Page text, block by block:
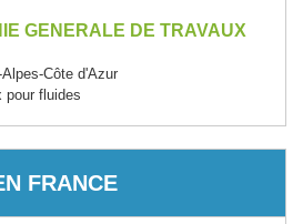
GENERALE DE TRAVAUX
Côte d'Azur
pour fluides
FRANCE